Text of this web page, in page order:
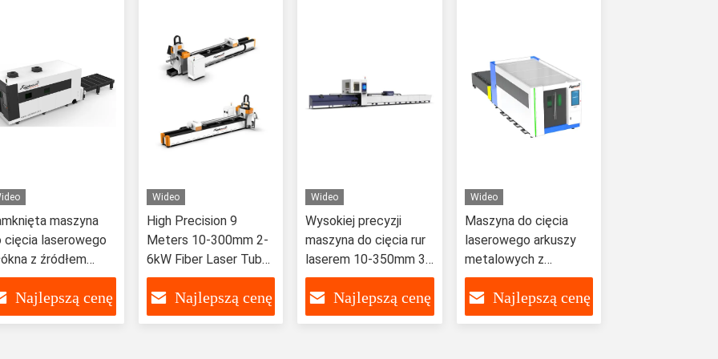
maszyna
cięcia laserowego
z źródłem
o mocy 6
Najlepszą cenę
Wideo
High Precision 9
Meters 10-300mm 2-
6kW Fiber Laser Tube
Cutting Machine with
Dual-Chuck System
Najlepszą cenę
Wideo
Wysokiej precyzji
maszyna do cięcia rur
laserem 10-350mm 3-
12kW
Najlepszą cenę
Wideo
Maszyna do cięcia
laserowego arkuszy
metalowych z
wymienną tablicą i
oprogramowaniem
sterowania CYPCUT
Najlepszą cenę